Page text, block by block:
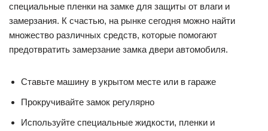
специальные пленки на замке для защиты от влаги и
замерзания. К счастью, на рынке сегодня можно найти
множество различных средств, которые помогают
предотвратить замерзание замка двери автомобиля.
Ставьте машину в укрытом месте или в гараже
Прокручивайте замок регулярно
Используйте специальные жидкости, пленки и